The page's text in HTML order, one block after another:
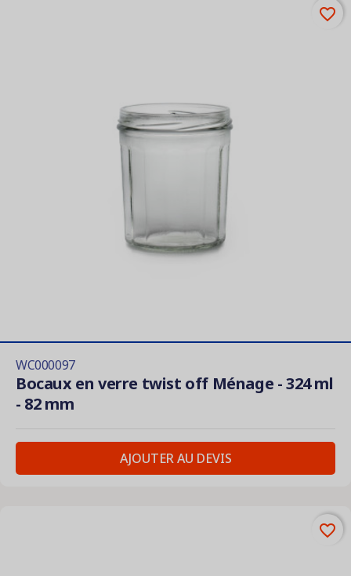
WC000097
Bocaux en verre twist off Ménage - 324 ml
- 82 mm
AJOUTER AU DEVIS
favorite_border
favorite_border